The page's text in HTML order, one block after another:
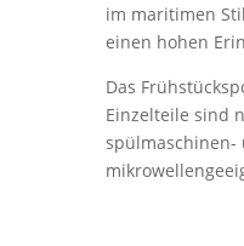
im maritimen
einen hohen
Das
Einzelteile sind
spülmaschinen-